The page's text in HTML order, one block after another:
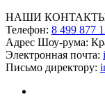
НАШИ
Телефон: 8 499 877
Адрес Шоу-рума:
Электронная почта:
Письмо директору: